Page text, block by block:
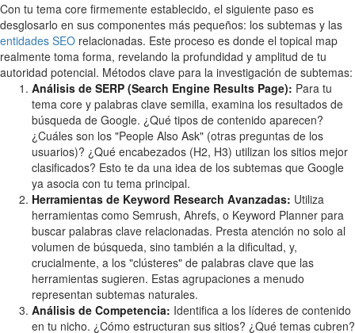
Con tu tema core firmemente establecido, el siguiente paso es
desglosarlo en sus componentes más pequeños: los subtemas y las
entidades SEO relacionadas. Este proceso es donde el topical map
realmente toma forma, revelando la profundidad y amplitud de tu
autoridad potencial. Métodos clave para la investigación de subtemas:
Análisis de SERP (Search Engine Results Page): Para tu
tema core y palabras clave semilla, examina los resultados de
búsqueda de Google. ¿Qué tipos de contenido aparecen?
¿Cuáles son los "People Also Ask" (otras preguntas de los
usuarios)? ¿Qué encabezados (H2, H3) utilizan los sitios mejor
clasificados? Esto te da una idea de los subtemas que Google
ya asocia con tu tema principal.
Herramientas de Keyword Research Avanzadas: Utiliza
herramientas como Semrush, Ahrefs, o Keyword Planner para
buscar palabras clave relacionadas. Presta atención no solo al
volumen de búsqueda, sino también a la dificultad, y,
crucialmente, a los "clústeres" de palabras clave que las
herramientas sugieren. Estas agrupaciones a menudo
representan subtemas naturales.
Análisis de Competencia: Identifica a los líderes de contenido
en tu nicho. ¿Cómo estructuran sus sitios? ¿Qué temas cubren?